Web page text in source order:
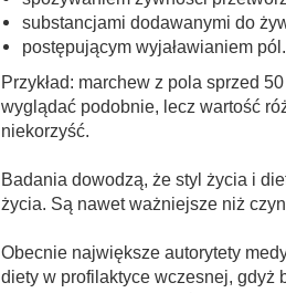
substancjami dodawanymi do
postępującym wyjaławianiem pól.
Przykład: marchew z pola sprzed
wyglądać podobnie, lecz wartość
niekorzyść.
Badania dowodzą, że styl życia i
życia. Są nawet ważniejsze niż
Obecnie największe autorytety
diety w profilaktyce wczesnej, gdyż